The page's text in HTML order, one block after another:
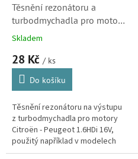
Těsnění rezonátoru a
turbodmychadla pro motory
Citroën a Peugeot 1.6HDi
Skladem
28 Kč / ks
Do košíku
Těsnění rezonátoru na výstupu
z turbodmychadla pro motory
Citroën - Peugeot 1.6HDi 16V,
použitý například v modelech
Berlingo, C2, C3, C4, C4 Picasso,